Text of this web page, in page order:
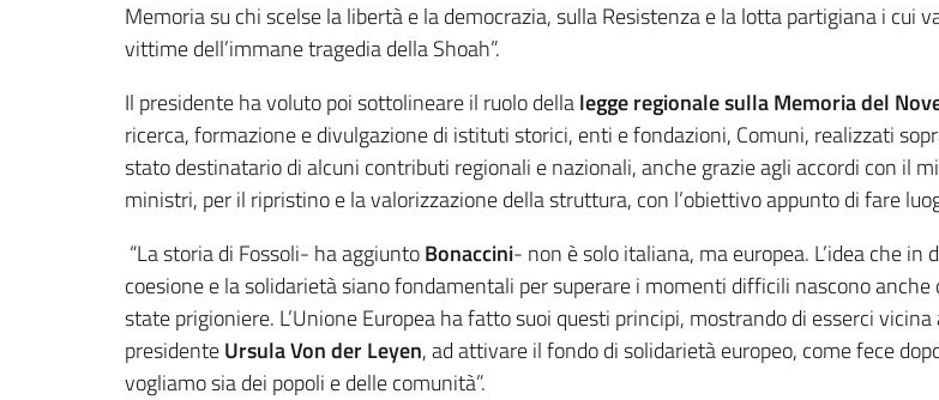
Memoria su chi scelse la libertà e la democrazia, sulla Resistenza e la lotta partigiana i cui
vittime dell’immane tragedia della Shoah”.
Il presidente ha voluto poi sottolineare il ruolo dellalegge regionale sulla Memoria del
ricerca, formazione e divulgazione di istituti storici, enti e fondazioni, Comuni, realizzati
stato destinatario di alcuni contributi regionali e nazionali, anche grazie agli accordi con il
ministri, per il ripristino e la valorizzazione della struttura, con l’obiettivo appunto di fare
“La storia di Fossoli- ha aggiuntoBonaccini- non è solo italiana, ma europea. L’idea che
coesione e la solidarietà siano fondamentali per superare i momenti difficili nascono
state prigioniere. L’Unione Europea ha fatto suoi questi principi, mostrando di esserci
presidenteUrsula Von der Leyen, ad attivare il fondo di solidarietà europeo, come fece
vogliamo sia dei popoli e delle comunità”.